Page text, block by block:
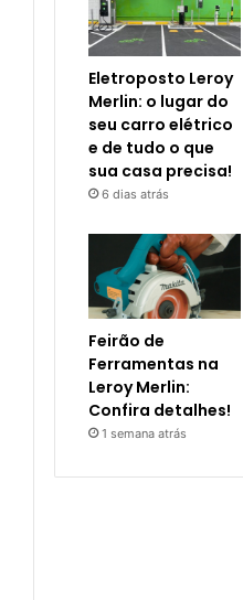
Eletroposto Leroy
Merlin: o lugar do
seu carro elétrico
e de tudo o que
sua casa precisa!
6 dias atrás
Feirão de
Ferramentas na
Leroy Merlin:
Confira detalhes!
1 semana atrás